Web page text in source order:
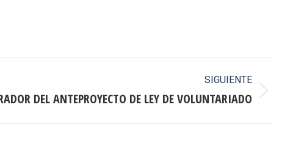
SIGUIENTE
DEL ANTEPROYECTO DE LEY DE VOLUNTARIADO